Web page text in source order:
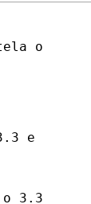
o
e
o 3.3